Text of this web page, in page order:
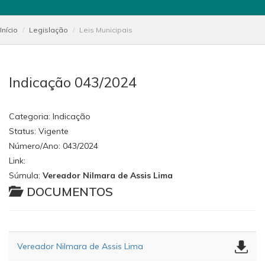
Início Legislação Leis Municipais
Indicação 043/2024
Categoria: Indicação
Status: Vigente
Número/Ano: 043/2024
Link:
Súmula: Vereador Nilmara de Assis Lima
DOCUMENTOS
Vereador Nilmara de Assis Lima